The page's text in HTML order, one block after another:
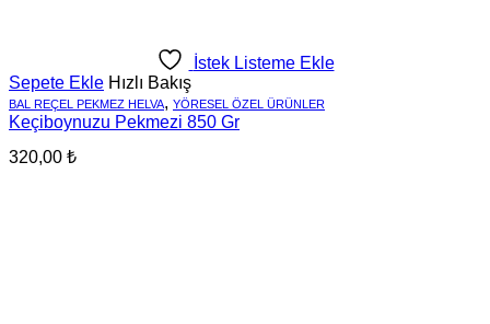
İstek Listeme Ekle
Sepete Ekle Hızlı Bakış
BAL REÇEL PEKMEZ HELVA, YÖRESEL ÖZEL ÜRÜNLER
Keçiboynuzu Pekmezi 850 Gr
320,00 ₺